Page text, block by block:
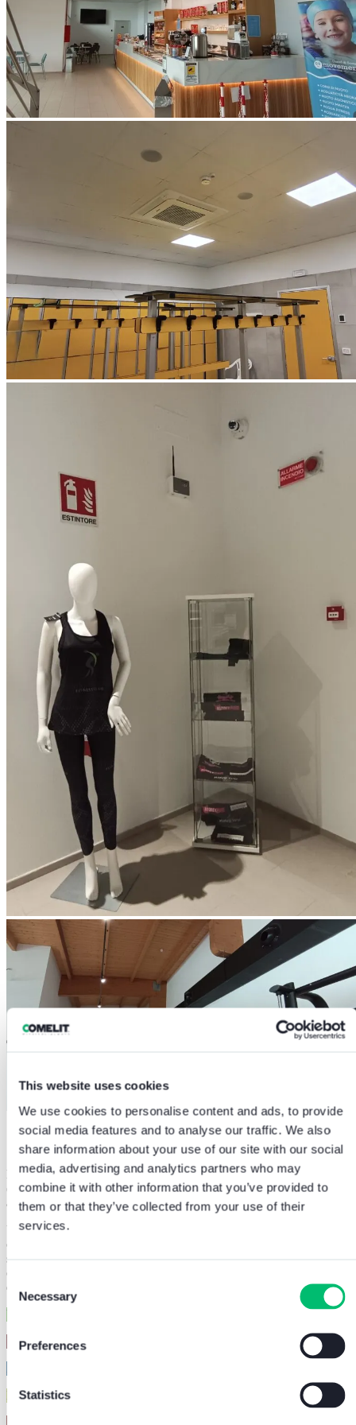
This website uses cookies
We use cookies to personalise content and ads, to provide
social media features and to analyse our traffic. We also
share information about your use of our site with our social
media, advertising and analytics partners who may
combine it with other information that you’ve provided to
them or that they’ve collected from your use of their
services.
Selection
Necessary
Preferences
Statistics
Sicurezza integratacon soluzioni Comelit
L’installazione è stata realizzata daDemer-Impianti S.r.l.di Scafa
(PE) e comprende sistemi di videocitofonia IP, videosorveglianza,
antintrusione, domotica, rivelazione incendi ed evacuazione vocale.
Uno dei principali vantaggi per l’azienda installatrice è stato poter
contare su Comelit come
sicurezza
operativa, ridotto i tempi
del progetto.
Videocitofonia
Videosorveglianza
Domotica